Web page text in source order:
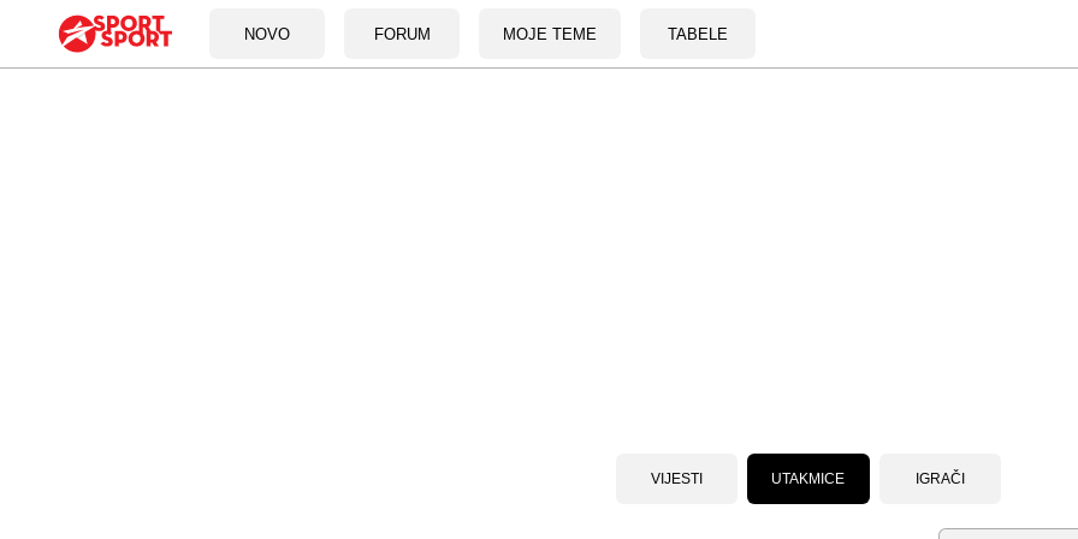
NOVO FORUM MOJE TEME TABELE
VIJESTI UTAKMICE IGRAČI